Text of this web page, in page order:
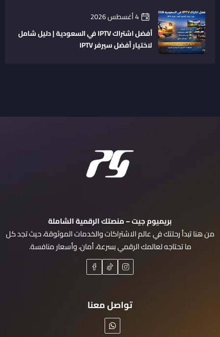
4 أغسطس 2026
أفضل اشتراك IPTV في السعودية | دليل شامل
لاختيار أفضل سيرفر IPTV
بريميوم جيت – منصتك الرقمية الشاملة
من هنا تبدأ رحلتك في عالم الاشتراكات والخدمات الموثوقة، حيث تجد كل
ما تحتاجه لعالمك الرقمي بسرعة، أمان، وأسعار منافسة.
تواصل معنا